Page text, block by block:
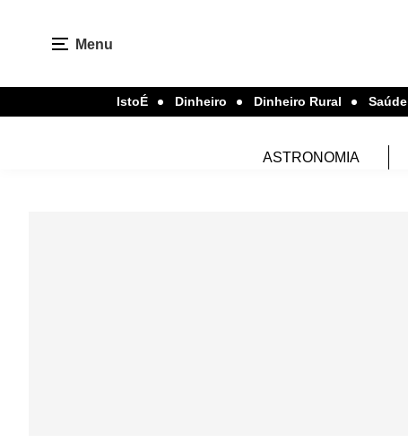
Menu
IstoÉ Dinheiro Dinheiro Rural Saúde
ASTRONOMIA